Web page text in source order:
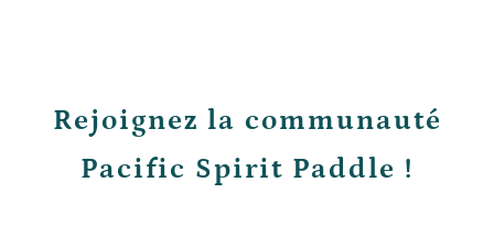
Rejoignez la communauté
Pacific Spirit Paddle !